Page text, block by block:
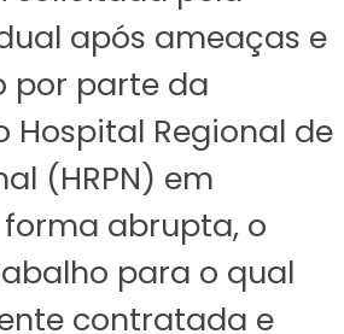
após ameaças e
por parte da
Hospital Regional de
(HRPN) em
abrupta, o
para o qual
contratada e